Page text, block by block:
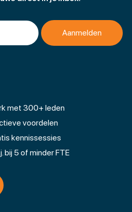
met 300+ leden
voordelen
kennissessies
bij 5 of minder FTE